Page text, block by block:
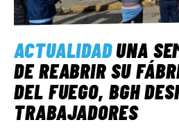
ACTUALIDADUNA
DE REABRIR SU
DEL FUEGO, BGH
TRABAJADORES